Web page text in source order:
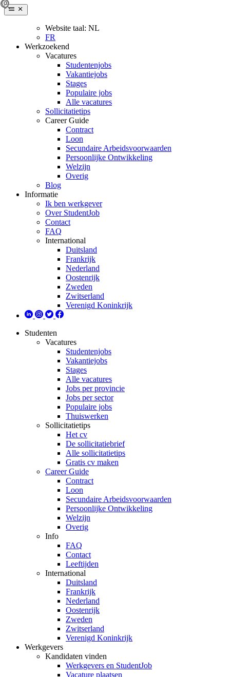
Website taal: NL
FR
Werkzoekend
Vacatures
Studentenjobs
Vakantiejobs
Stages
Populaire jobs
Alle vacatures
Sollicitatietips
Career Guide
Contract
Loon
Secundaire Arbeidsvoorwaarden
Persoonlijke Ontwikkeling
Welzijn
Overig
Blog
Informatie
Ik ben werkgever
Over StudentJob
Contact
FAQ
International
Duitsland
Frankrijk
Nederland
Oostenrijk
Zweden
Zwitserland
Verenigd Koninkrijk
Studenten
Vacatures
Studentenjobs
Vakantiejobs
Stages
Alle vacatures
Jobs per provincie
Jobs per sector
Populaire jobs
Thuiswerken
Sollicitatietips
Het cv
De sollicitatiebrief
Alle sollicitatietips
Gratis cv maken
Career Guide
Contract
Loon
Secundaire Arbeidsvoorwaarden
Persoonlijke Ontwikkeling
Welzijn
Overig
Info
FAQ
Contact
Leeftijden
International
Duitsland
Frankrijk
Nederland
Oostenrijk
Zweden
Zwitserland
Verenigd Koninkrijk
Werkgevers
Kandidaten vinden
Werkgevers en StudentJob
Vacature plaatsen